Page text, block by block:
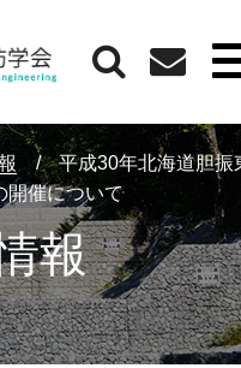
報
/
平成30年北海道胆振
開催について